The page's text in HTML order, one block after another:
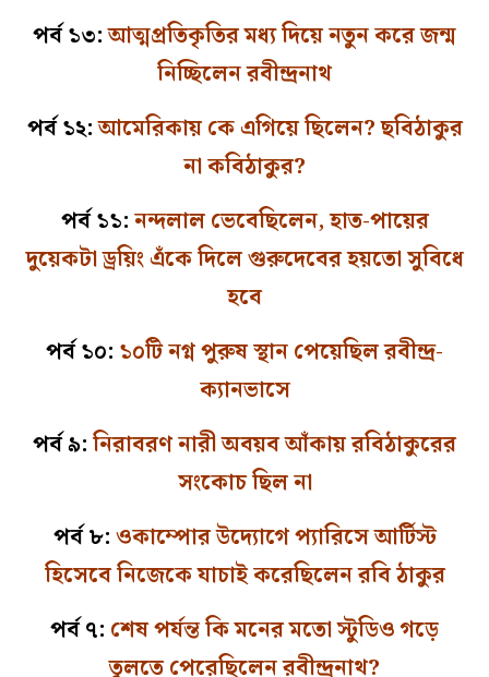
পর্ব ১৩:আত্মপ্রতিকৃতির মধ্য দিয়ে নতুন করে জন্ম
নিচ্ছিলেন রবীন্দ্রনাথ
পর্ব ১২:আমেরিকায় কে এগিয়ে ছিলেন? ছবিঠাকুর
না কবিঠাকুর?
পর্ব ১১:নন্দলাল ভেবেছিলেন, হাত-পায়ের
দুয়েকটা ড্রয়িং এঁকে দিলে গুরুদেবের হয়তো সুবিধে
হবে
পর্ব ১০: ১০টি নগ্ন পুরুষ স্থান পেয়েছিল রবীন্দ্র-
ক্যানভাসে
পর্ব ৯:নিরাবরণ নারী অবয়ব আঁকায় রবিঠাকুরের
সংকোচ ছিল না
পর্ব ৮:ওকাম্পোর উদ্যোগে প্যারিসে আর্টিস্ট
হিসেবে নিজেকে যাচাই করেছিলেন রবি ঠাকুর
পর্ব ৭: শেষ পর্যন্ত কি মনের মতো স্টুডিও গড়ে
তুলতে পেরেছিলেন রবীন্দ্রনাথ?